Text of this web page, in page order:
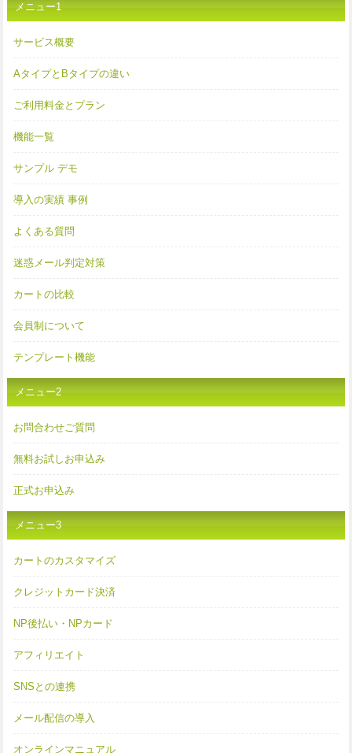
メニュー1
サービス概要
AタイプとBタイプの違い
ご利用料金とプラン
機能一覧
サンプル デモ
導入の実績 事例
よくある質問
迷惑メール判定対策
カートの比較
会員制について
テンプレート機能
メニュー2
お問合わせご質問
無料お試しお申込み
正式お申込み
メニュー3
カートのカスタマイズ
クレジットカード決済
NP後払い・NPカード
アフィリエイト
SNSとの連携
メール配信の導入
オンラインマニュアル